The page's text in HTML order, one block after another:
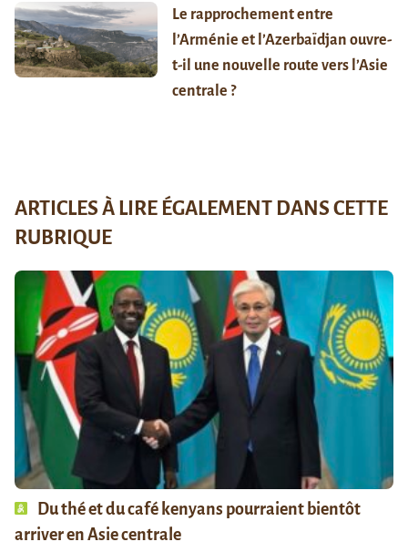
Le rapprochement entre
l’Arménie et l’Azerbaïdjan ouvre-
t-il une nouvelle route vers l’Asie
centrale ?
ARTICLES À LIRE ÉGALEMENT DANS CETTE
RUBRIQUE
Du thé et du café kenyans pourraient bientôt
arriver en Asie centrale